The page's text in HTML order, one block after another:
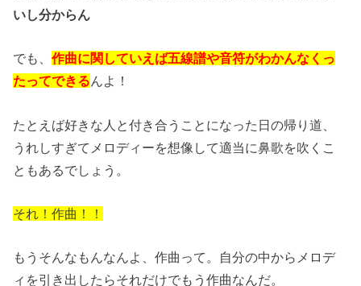
いし分からん
でも、作曲に関していえば五線譜や音符がわかんなくっ
たってできるんよ！
たとえば好きな人と付き合うことになった日の帰り道、
うれしすぎてメロディーを想像して適当に鼻歌を吹くこ
ともあるでしょう。
それ！作曲！！
もうそんなもんなんよ、作曲って。自分の中からメロデ
ィを引き出したらそれだけでもう作曲なんだ。